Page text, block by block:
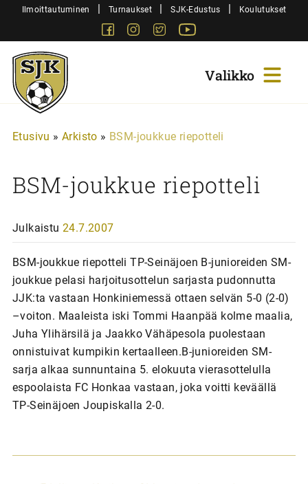
SiirryIlmoittautuminen | Turnaukset | SJK-Edustus | Koulutukset
FacebookInstagram
Twitter
Sjk-
Juniorit
Etusivu » Arkisto » BSM-joukkue riepotteli
BSM-joukkue riepotteli
Julkaistu 24.7.2007
BSM-joukkue riepotteli TP-Seinäjoen B-junioreiden SM-
joukkue pelasi harjoitusottelun sarjasta pudonnutta
JJK:ta vastaan Honkiniemessä ottaen selvän 5-0 (2-0)
–voiton. Maaleista iski Tommi Haanpää kolme maalia,
Juha Ylihärsilä ja Jaakko Vähäpesola puolestaan
onnistuivat kumpikin kertaalleen.B-junioreiden SM-
sarja alkaa sunnuntaina 5. elokuuta vierasottelulla
espoolaista FC Honkaa vastaan, joka voitti keväällä
TP-Seinäjoen Joupiskalla 2-0.
A